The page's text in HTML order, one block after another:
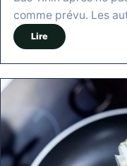
comme prévu. Les
Lire